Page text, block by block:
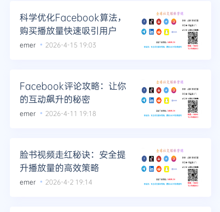
科学优化Facebook算法，
购买播放量快速吸引用户
emer 2026-4-15 19:03
Facebook评论攻略：让你
的互动飙升的秘密
emer 2026-4-11 19:18
脸书视频走红秘诀：安全提
升播放量的高效策略
emer 2026-4-2 19:14